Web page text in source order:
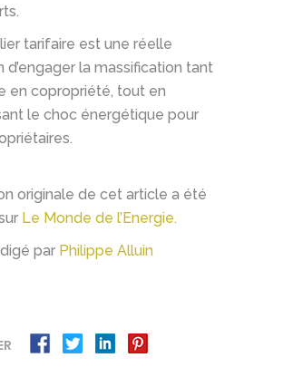
tarifaire est une réelle
d’engager la massification tant
en copropriété, tout en
le choc énergétique pour
originale de cet article a été
Le Monde de l’Energie.
par Philippe Alluin